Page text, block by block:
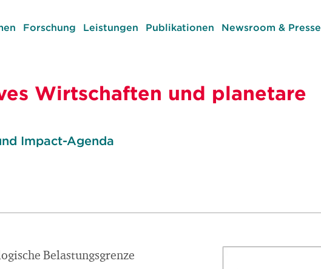
Forschung Leistungen Publikationen Newsroom & Presse
Wirtschaften und planetare
Impact-Agenda
Belastungsgrenze